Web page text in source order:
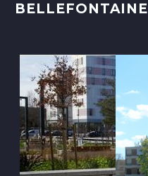
BELLEFONTAINE